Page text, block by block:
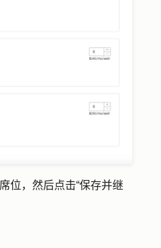
位，然后点击“保存并继